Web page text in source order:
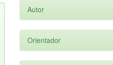
Autor
Orientador